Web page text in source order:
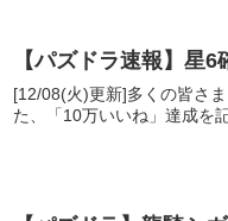
【パズドラ速報】星
[12/08(火)更新]多くの皆さ
た、「10万いいね」達成を